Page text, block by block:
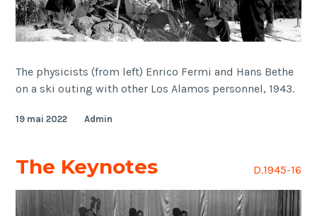
The physicists (from left) Enrico Fermi and Hans Bethe
on a ski outing with other Los Alamos personnel, 1943.
19 mai 2022 Admin
The Keynotes D.1945-16